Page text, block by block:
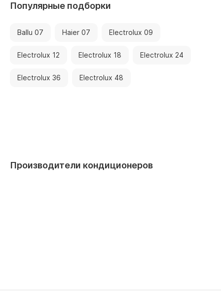
Популярные подборки
Ballu 07 Haier 07 Electrolux 09
Electrolux 12 Electrolux 18 Electrolux 24
Electrolux 36 Electrolux 48
Производители кондиционеров